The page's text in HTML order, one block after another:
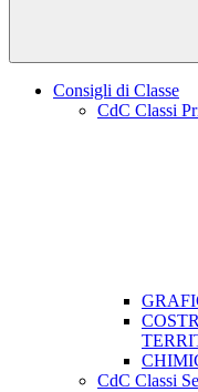
Consigli di Classe
CdC Classi
CdC Classi